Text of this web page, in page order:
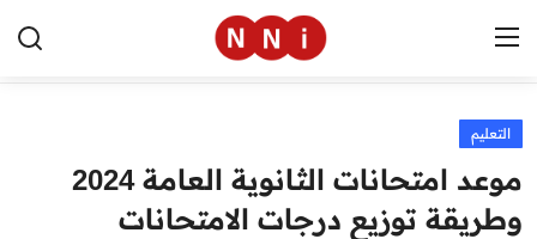
الرئيسية
اخبار مصر
التعليم
موعد امتحانات الثانوية العامة 2024
وطريقة توزيع درجات الامتحانات